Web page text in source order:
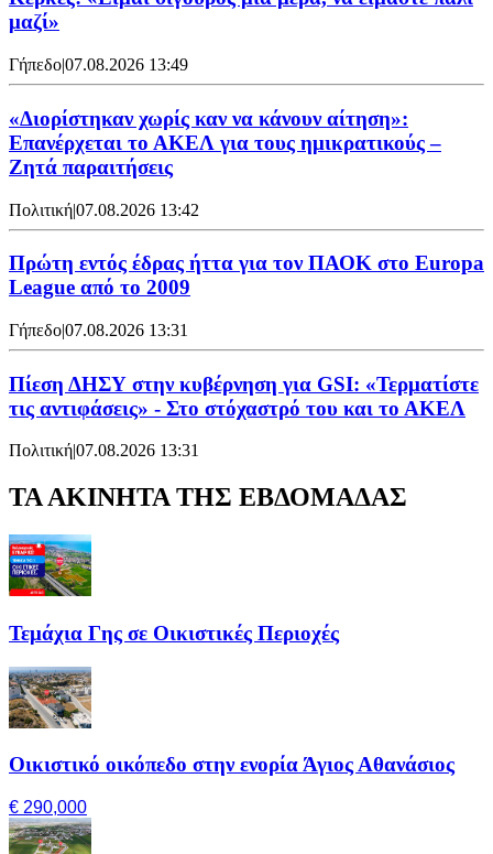
μαζί»
Γήπεδο|07.08.2026 13:49
«Διορίστηκαν χωρίς καν να κάνουν αίτηση»:
Επανέρχεται το ΑΚΕΛ για τους ημικρατικούς –
Ζητά παραιτήσεις
Πολιτική|07.08.2026 13:42
Πρώτη εντός έδρας ήττα για τον ΠΑΟΚ στο Europa
League από το 2009
Γήπεδο|07.08.2026 13:31
Πίεση ΔΗΣΥ στην κυβέρνηση για GSI: «Τερματίστε
τις αντιφάσεις» - Στο στόχαστρό του και το ΑΚΕΛ
Πολιτική|07.08.2026 13:31
ΤΑ ΑΚΙΝΗΤΑ ΤΗΣ ΕΒΔΟΜΑΔΑΣ
Τεμάχια Γης σε Οικιστικές Περιοχές
Οικιστικό οικόπεδο στην ενορία Άγιος Αθανάσιος
€ 290,000